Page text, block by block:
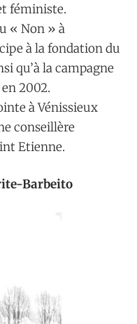
féministe.
« Non » à
à la fondation du
qu’à la campagne
2002.
à Vénissieux
conseillère
Etienne.
Barbeito